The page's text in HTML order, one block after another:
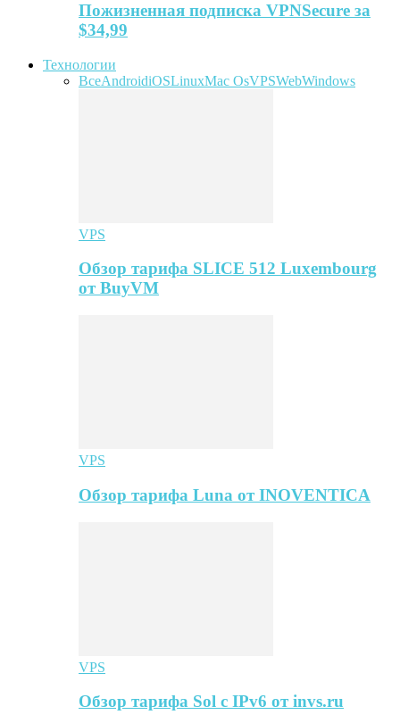
Пожизненная подписка VPNSecure за
$34,99
Технологии
ВсеAndroidiOSLinuxMac OsVPSWebWindows
VPS
Обзор тарифа SLICE 512 Luxembourg
от BuyVM
VPS
Обзор тарифа Luna от INOVENTICA
VPS
Обзор тарифа Sol с IPv6 от invs.ru